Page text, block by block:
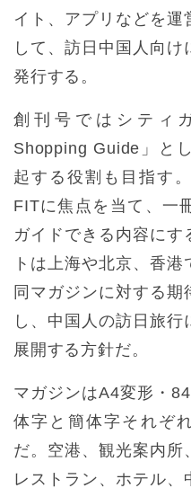
イト、アプリなどを運
して、訪日中国人向
発行する。
創刊号ではシティ
Shopping Guide」と
起する役割も目指す
FITに焦点を当て、一
ガイドできる内容にす
トは上海や北京、香
同マガジンに対する期
し、中国人の訪日旅
展開する方針だ。
マガジンはA4変形・
体字と簡体字それぞ
だ。空港、観光案内所
レストラン、ホテル